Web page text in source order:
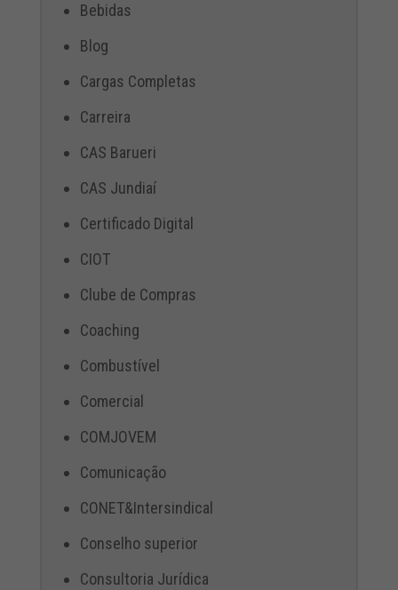
Bebidas
Blog
Cargas Completas
Carreira
CAS Barueri
CAS Jundiaí
Certificado Digital
CIOT
Clube de Compras
Coaching
Combustível
Comercial
COMJOVEM
Comunicação
CONET&Intersindical
Conselho superior
Consultoria Jurídica